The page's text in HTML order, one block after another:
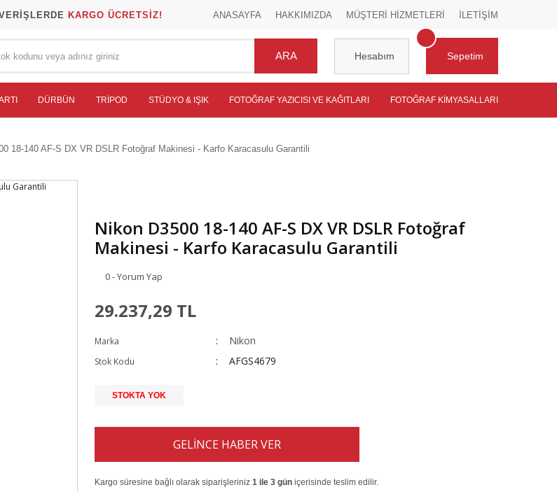
KARGO ÜCRETSİZ! ANASAYFA HAKKIMIZDA MÜŞTERİ HİZMETLERİ İLETİŞİM
ARA Hesabım Sepetim
DÜRBÜN TRIPOD STÜDYO & IŞIK FOTOĞRAF YAZICISI VE KAĞITLARI FOTOĞRAF KIMYASALLARI
18-140 AF-S DX VR DSLR Fotoğraf Makinesi - Karfo Karacasulu Garantili
Nikon D3500 18-140 AF-S DX VR DSLR Fotoğraf
Makinesi - Karfo Karacasulu Garantili
0 - Yorum Yap
29.237,29 TL
Marka Nikon
Stok Kodu AFGS4679
STOKTA YOK
GELİNCE HABER VER
Kargo süresine bağlı olarak siparişleriniz 1 ile 3 gün içerisinde teslim edilir.